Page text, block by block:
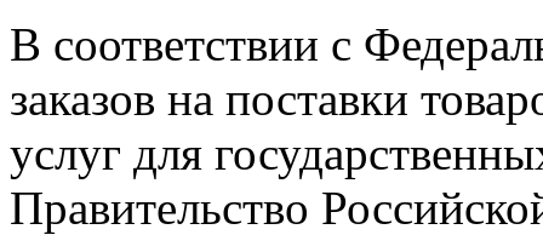
В соответствии с
заказов на поставки
услуг для
Правительство